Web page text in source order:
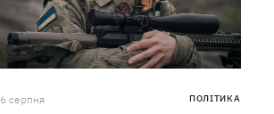
6 серпня ПОЛІТИКА